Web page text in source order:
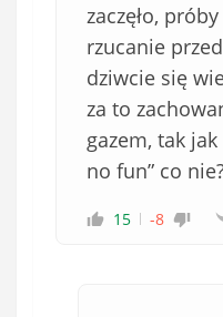
zaczęło,
rzucanie
dziwcie się
za to
gazem, tak
no fun” co
15 -8